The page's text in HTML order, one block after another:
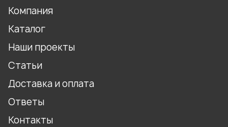
Компания
Каталог
Наши проекты
Статьи
Доставка и оплата
Ответы
Контакты